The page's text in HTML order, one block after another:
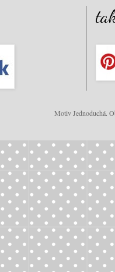
Motiv Jednoduchá.